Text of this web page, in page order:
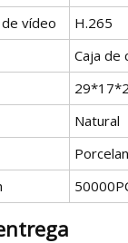
vídeo
H.265
Caja de
Natural